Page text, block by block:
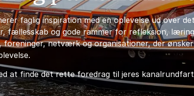
faglig inspiration med en oplevelse ud over
fællesskab og gode rammer for refleksion,
foreninger, netværk og organisationer, der
at finde det rette foredrag til jeres